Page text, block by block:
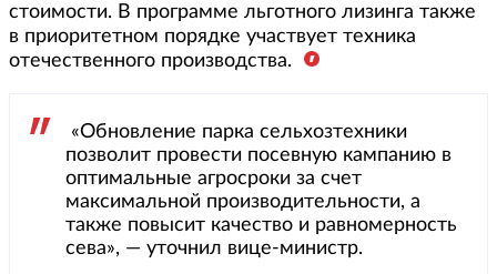
стоимости. В программе льготного лизинга также
в приоритетном порядке участвует техника
отечественного производства.
«Обновление парка сельхозтехники
позволит провести посевную кампанию в
оптимальные агросроки за счет
максимальной производительности, а
также повысит качество и равномерность
сева», — уточнил вице-министр.